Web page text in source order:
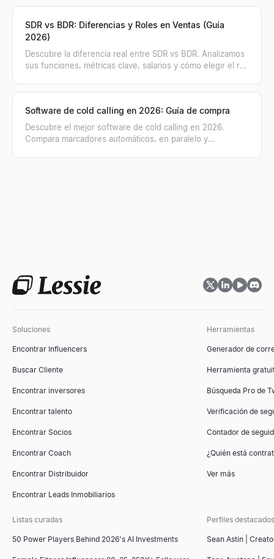
SDR vs BDR: Diferencias y Roles en Ventas (Guía
2026)
Descubre la diferencia real entre SDR vs BDR. Analizamos
sus funciones, métricas clave, salarios y cómo elegir el rol
Software de cold calling en 2026: Guía de compra
Descubre el mejor software de cold calling en 2026.
Compara marcadores automáticos, en paralelo y
Soluciones
Encontrar Influencers
Buscar Cliente
Encontrar inversores
Encontrar talento
Encontrar Socios
Encontrar Coach
Encontrar Distribuidor
Encontrar Leads Inmobiliarios
Herramientas
Generador de
Herramienta
Búsqueda Pro de
Verificación de
Contador de
¿Quién está
Ver más
Listas curadas
50 Power Players Behind 2026's AI Investments
Perfiles destacados
Sean Astin |